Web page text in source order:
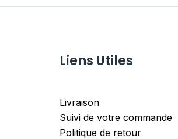
Liens Utiles
Livraison
Suivi de votre commande
Politique de retour